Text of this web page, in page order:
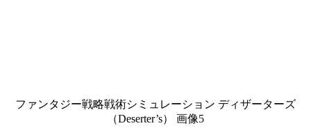
ファンタジー戦略戦術シミュレーション ディザーターズ
（Deserter’s） 画像5